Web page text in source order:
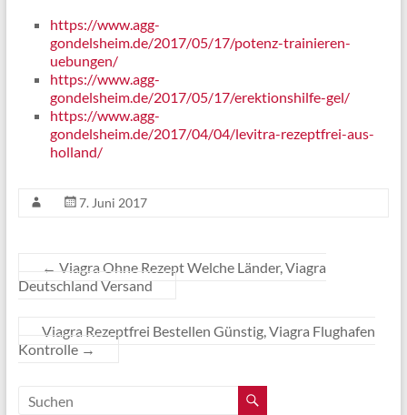
https://www.agg-
gondelsheim.de/2017/05/17/potenz-trainieren-
uebungen/
https://www.agg-
gondelsheim.de/2017/05/17/erektionshilfe-gel/
https://www.agg-
gondelsheim.de/2017/04/04/levitra-rezeptfrei-aus-
holland/
7. Juni 2017
← Viagra Ohne Rezept Welche Länder, Viagra
Deutschland Versand
Viagra Rezeptfrei Bestellen Günstig, Viagra Flughafen
Kontrolle →